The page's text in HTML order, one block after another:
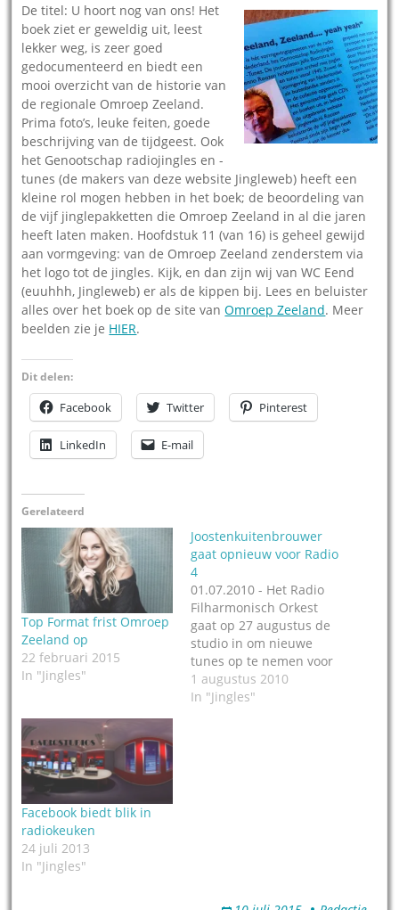
De titel: U hoort nog van ons! Het
boek ziet er geweldig uit, leest
lekker weg, is zeer goed
gedocumenteerd en biedt een
mooi overzicht van de historie van
de regionale Omroep Zeeland.
Prima foto’s, leuke feiten, goede
beschrijving van de tijdgeest. Ook
het Genootschap radiojingles en -
tunes (de makers van deze website Jingleweb) heeft een
kleine rol mogen hebben in het boek; de beoordeling van
de vijf jinglepakketten die Omroep Zeeland in al die jaren
heeft laten maken. Hoofdstuk 11 (van 16) is geheel gewijd
aan vormgeving: van de Omroep Zeeland zenderstem via
het logo tot de jingles. Kijk, en dan zijn wij van WC Eend
(euuhhh, Jingleweb) er als de kippen bij. Lees en beluister
alles over het boek op de site vanOmroep Zeeland. Meer
beelden zie je HIER.
Dit delen:
Facebook Twitter Pinterest
LinkedIn E-mail
Gerelateerd
Top Format frist Omroep
Zeeland op
22 februari 2015
In "Jingles"
Joostenkuitenbrouwer
gaat opnieuw voor Radio
4
01.07.2010 - Het Radio
Filharmonisch Orkest
gaat op 27 augustus de
studio in om nieuwe
tunes op te nemen voor
Radio 4. Deze tunes zijn
geschreven door Jeroen
1 augustus 2010
In "Jingles"
Facebook biedt blik in
radiokeuken
24 juli 2013
In "Jingles"